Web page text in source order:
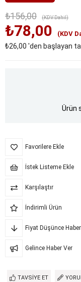
₺156,00 (KDV Dahil)
₺78,00 (KDV
₺26,00 'den başlayan
Ürün
Favorilere Ekle
İstek Listeme Ekle
Karşılaştır
İndirimli Ürün
Fiyat Düşünce
Gelince Haber Ver
TAVSIYE ET